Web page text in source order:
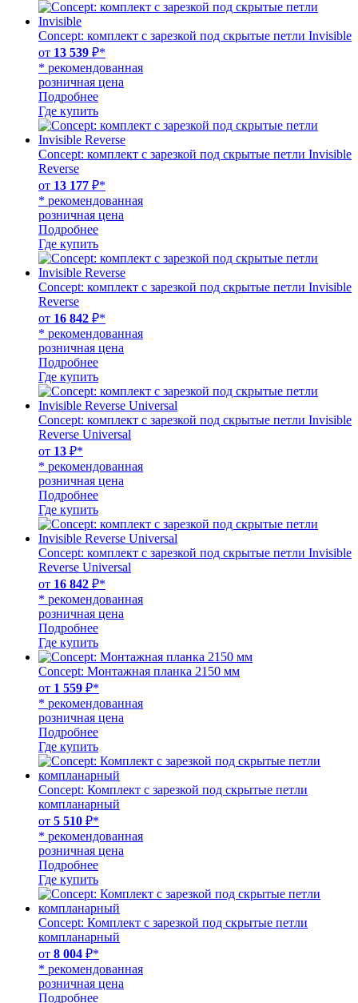
Concept: комплект с зарезкой под скрытые петли Invisible
от 13 539 ₽*
* рекомендованная
розничная цена
Подробнее
Где купить
Concept: комплект с зарезкой под скрытые петли Invisible
Reverse
от 13 177 ₽*
* рекомендованная
розничная цена
Подробнее
Где купить
Concept: комплект с зарезкой под скрытые петли Invisible
Reverse
от 16 842 ₽*
* рекомендованная
розничная цена
Подробнее
Где купить
Concept: комплект с зарезкой под скрытые петли Invisible
Reverse Universal
от 13 ₽*
* рекомендованная
розничная цена
Подробнее
Где купить
Concept: комплект с зарезкой под скрытые петли Invisible
Reverse Universal
от 16 842 ₽*
* рекомендованная
розничная цена
Подробнее
Где купить
Concept: Монтажная планка 2150 мм
от 1 559 ₽*
* рекомендованная
розничная цена
Подробнее
Где купить
Concept: Комплект с зарезкой под скрытые петли
компланарный
от 5 510 ₽*
* рекомендованная
розничная цена
Подробнее
Где купить
Concept: Комплект с зарезкой под скрытые петли
компланарный
от 8 004 ₽*
* рекомендованная
розничная цена
Подробнее